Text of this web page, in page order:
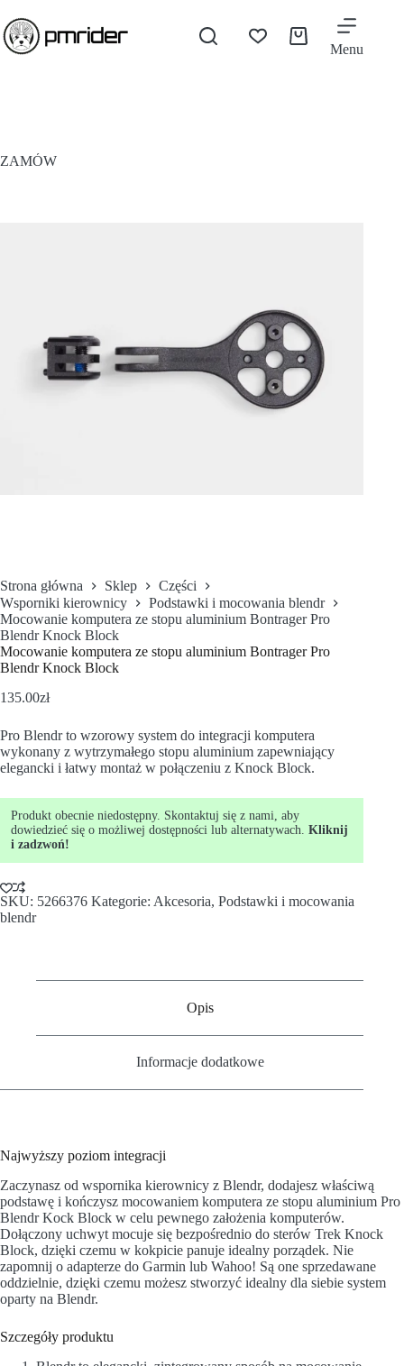
Menu
ZAMÓW
Strona główna Sklep
Części
Wsporniki kierownicy
Podstawki i mocowania blendr
Mocowanie komputera ze stopu aluminium Bontrager Pro
Blendr Knock Block
Mocowanie komputera ze stopu aluminium Bontrager Pro
Blendr Knock Block
135.00zł
Pro Blendr to wzorowy system do integracji komputera
wykonany z wytrzymałego stopu aluminium zapewniający
elegancki i łatwy montaż w połączeniu z Knock Block.
Produkt obecnie niedostępny. Skontaktuj się z nami, aby
dowiedzieć się o możliwej dostępności lub alternatywach. Kliknij
i zadzwoń!
SKU: 5266376 Kategorie: Akcesoria, Podstawki i mocowania
blendr
Opis
Informacje dodatkowe
Najwyższy poziom integracji
Zaczynasz od wspornika kierownicy z Blendr, dodajesz właściwą
podstawę i kończysz mocowaniem komputera ze stopu aluminium Pro
Blendr Kock Block w celu pewnego założenia komputerów.
Dołączony uchwyt mocuje się bezpośrednio do sterów Trek Knock
Block, dzięki czemu w kokpicie panuje idealny porządek. Nie
zapomnij o adapterze do Garmin lub Wahoo! Są one sprzedawane
oddzielnie, dzięki czemu możesz stworzyć idealny dla siebie system
oparty na Blendr.
Szczegóły produktu